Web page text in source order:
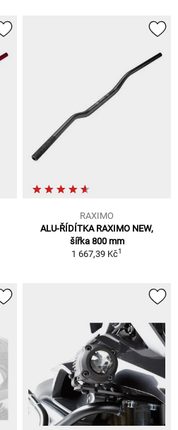
RAXIMO
ALU-ŘÍDÍTKA RAXIMO NEW,
šířka 800 mm
1 667,39 Kč1